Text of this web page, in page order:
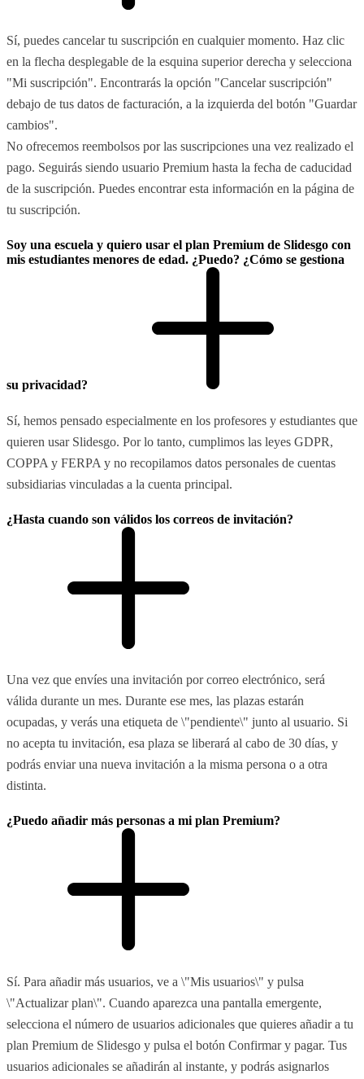
Sí, puedes cancelar tu suscripción en cualquier momento. Haz clic
en la flecha desplegable de la esquina superior derecha y selecciona
"Mi suscripción". Encontrarás la opción "Cancelar suscripción"
debajo de tus datos de facturación, a la izquierda del botón "Guardar
cambios".
No ofrecemos reembolsos por las suscripciones una vez realizado el
pago. Seguirás siendo usuario Premium hasta la fecha de caducidad
de la suscripción. Puedes encontrar esta información en la página de
tu suscripción.
Soy una escuela y quiero usar el plan Premium de Slidesgo con
mis estudiantes menores de edad. ¿Puedo? ¿Cómo se gestiona
su privacidad?
Sí, hemos pensado especialmente en los profesores y estudiantes que
quieren usar Slidesgo. Por lo tanto, cumplimos las leyes GDPR,
COPPA y FERPA y no recopilamos datos personales de cuentas
subsidiarias vinculadas a la cuenta principal.
¿Hasta cuando son válidos los correos de invitación?
Una vez que envíes una invitación por correo electrónico, será
válida durante un mes. Durante ese mes, las plazas estarán
ocupadas, y verás una etiqueta de \"pendiente\" junto al usuario. Si
no acepta tu invitación, esa plaza se liberará al cabo de 30 días, y
podrás enviar una nueva invitación a la misma persona o a otra
distinta.
¿Puedo añadir más personas a mi plan Premium?
Sí. Para añadir más usuarios, ve a \"Mis usuarios\" y pulsa
\"Actualizar plan\". Cuando aparezca una pantalla emergente,
selecciona el número de usuarios adicionales que quieres añadir a tu
plan Premium de Slidesgo y pulsa el botón Confirmar y pagar. Tus
usuarios adicionales se añadirán al instante, y podrás asignarlos